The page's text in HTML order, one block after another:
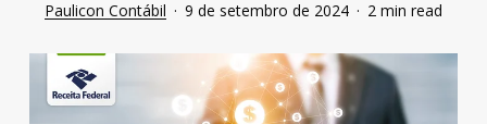
Paulicon Contábil 9 de setembro de 2024 2 min read